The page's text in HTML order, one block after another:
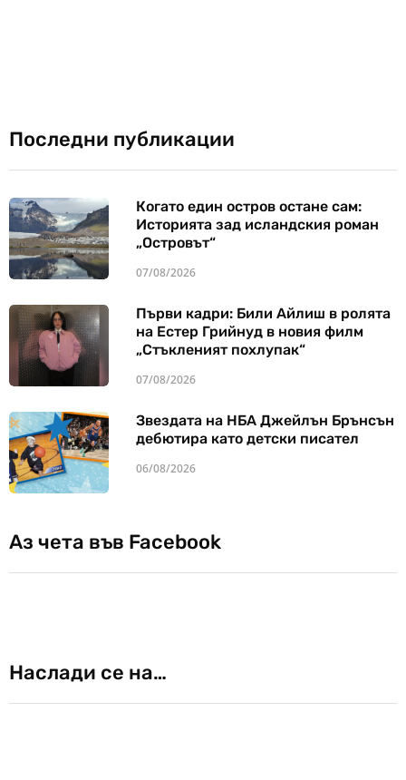
Последни публикации
Когато един остров остане сам:
Историята зад исландския роман
„Островът“
07/08/2026
Първи кадри: Били Айлиш в ролята
на Естер Грийнуд в новия филм
„Стъкленият похлупак“
07/08/2026
Звездата на НБА Джейлън Брънсън
дебютира като детски писател
06/08/2026
Аз чета във Facebook
Наслади се на…